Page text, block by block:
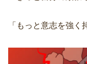
「もっと意志を強く